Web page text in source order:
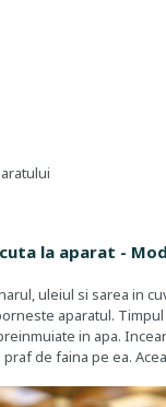
la aparat -
uleiul si sarea in
aparatul.
in apa.
de faina pe ea.